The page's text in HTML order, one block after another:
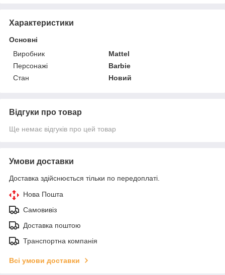
Характеристики
Основні
Виробник
Mattel
Персонажі
Barbie
Стан
Новий
Відгуки про товар
Ще немає відгуків про цей товар
Умови доставки
Доставка здійснюється тільки по передоплаті.
Нова Пошта
Самовивіз
Доставка поштою
Транспортна компанія
Всі умови доставки